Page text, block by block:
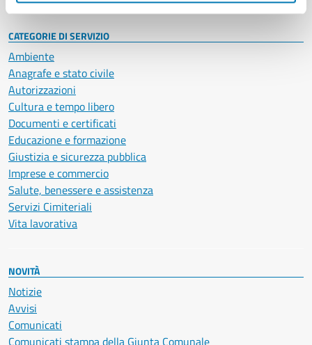
CATEGORIE DI SERVIZIO
Ambiente
Anagrafe e stato civile
Autorizzazioni
Cultura e tempo libero
Documenti e certificati
Educazione e formazione
Giustizia e sicurezza pubblica
Imprese e commercio
Salute, benessere e assistenza
Servizi Cimiteriali
Vita lavorativa
NOVITÀ
Notizie
Avvisi
Comunicati